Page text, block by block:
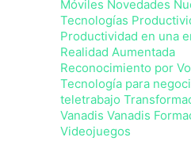
Móviles Novedades
Tecnologías
Productividad en una
Realidad Aumentada
Reconocimiento por
Tecnología para
teletrabajo
Vanadis Vanadis
Videojuegos